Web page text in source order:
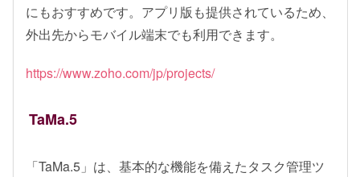
にもおすすめです。アプリ版も提供されているため、
外出先からモバイル端末でも利用できます。
https://www.zoho.com/jp/projects/
TaMa.5
「TaMa.5」は、基本的な機能を備えたタスク管理ツ